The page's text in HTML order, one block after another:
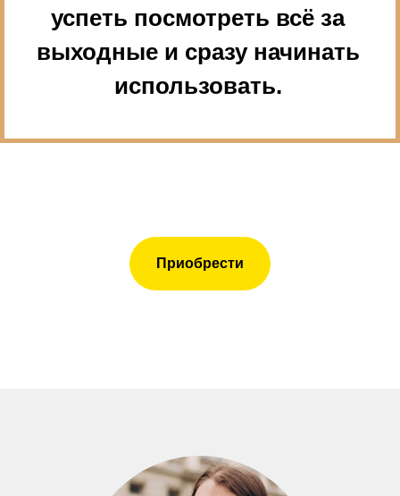
успеть посмотреть всё за
выходные и сразу начинать
использовать.
Приобрести